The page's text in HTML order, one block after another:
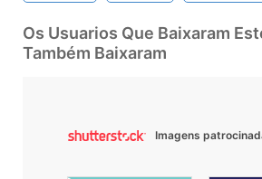
Os Usuarios Que Baixaram
Também Baixaram
Imagens